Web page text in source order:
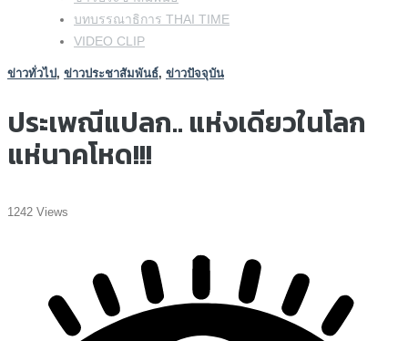
บทบรรณาธิการ THAI TIME
VIDEO CLIP
ข่าวทั่วไป, ข่าวประชาสัมพันธ์, ข่าวปัจจุบัน
ประเพณีแปลก.. แห่งเดียวในโลก
แห่นาคโหด!!!
1242 Views